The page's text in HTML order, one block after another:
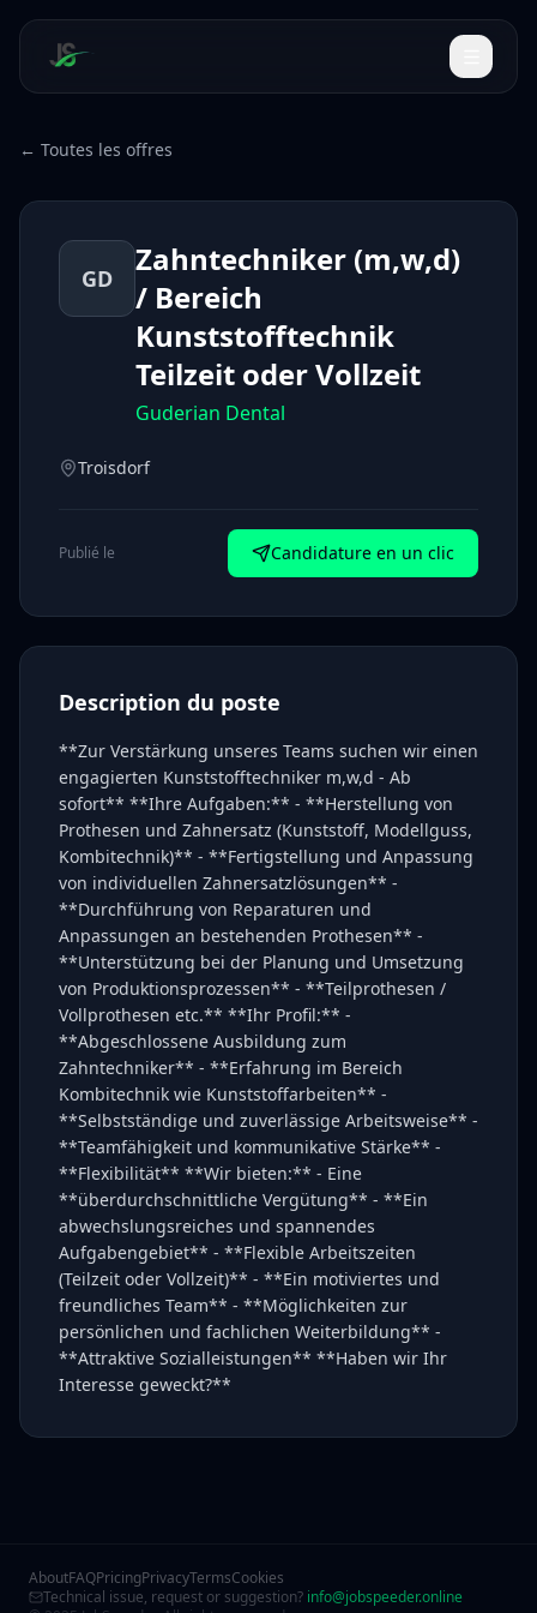
← Toutes les offres
GD
Zahntechniker (m,w,d)
/ Bereich
Kunststofftechnik
Teilzeit oder Vollzeit
Guderian Dental
Troisdorf
Publié le Candidature en un clic
Description du poste
**Zur Verstärkung unseres Teams suchen wir einen
engagierten Kunststofftechniker m,w,d - Ab
sofort** **Ihre Aufgaben:** - **Herstellung von
Prothesen und Zahnersatz (Kunststoff, Modellguss,
Kombitechnik)** - **Fertigstellung und Anpassung
von individuellen Zahnersatzlösungen** -
**Durchführung von Reparaturen und
Anpassungen an bestehenden Prothesen** -
**Unterstützung bei der Planung und Umsetzung
von Produktionsprozessen** - **Teilprothesen /
Vollprothesen etc.** **Ihr Profil:** -
**Abgeschlossene Ausbildung zum
Zahntechniker** - **Erfahrung im Bereich
Kombitechnik wie Kunststoffarbeiten** -
**Selbstständige und zuverlässige Arbeitsweise** -
**Teamfähigkeit und kommunikative Stärke** -
**Flexibilität** **Wir bieten:** - Eine
**überdurchschnittliche Vergütung** - **Ein
abwechslungsreiches und spannendes
Aufgabengebiet** - **Flexible Arbeitszeiten
(Teilzeit oder Vollzeit)** - **Ein motiviertes und
freundliches Team** - **Möglichkeiten zur
persönlichen und fachlichen Weiterbildung** -
**Attraktive Sozialleistungen** **Haben wir Ihr
Interesse geweckt?**
AboutFAQPricingPrivacyTermsCookies
Technical issue, request or suggestion? info@jobspeeder.online